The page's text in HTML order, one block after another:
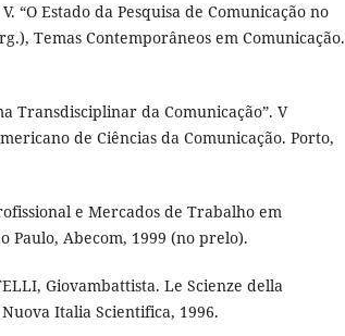
“O Estado da Pesquisa de Comunicação no
Temas Contemporâneos em Comunicação.
Transdisciplinar da Comunicação”. V
de Ciências da Comunicação. Porto,
e Mercados de Trabalho em
Paulo, Abecom, 1999 (no prelo).
Giovambattista. Le Scienze della
Italia Scientifica, 1996.